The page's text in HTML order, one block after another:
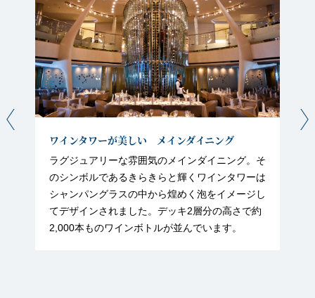
ワインタワーが美しい メインダイニング
ラグジュアリーな雰囲気のメインダイニング。そ
のシンボルであるきらきらと輝くワインタワーは
シャンパングラスの中から煌めく泡をイメージし
てデザインされました。デッキ2層分の高さで約
2,000本ものワインボトルが並んでいます。